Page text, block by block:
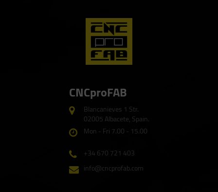
CNCproFAB
Blancanieves 1 Str.
02005 Albacete, Spain.
Mon - Fri 7.00 - 15.00
+34 670 721 403
info@cncprofab.com